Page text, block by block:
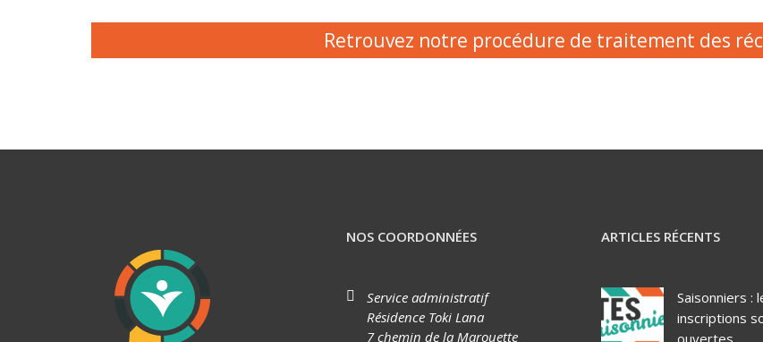
Retrouvez notre procédure de traitement des
NOS COORDONNÉES
Service administratif
Résidence Toki Lana
7 chemin de la Marouette
ARTICLES RÉCENTS
Saisonniers :
inscriptions
ouvertes